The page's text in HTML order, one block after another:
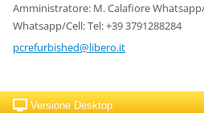
Amministratore: M. Calafiore
Whatsapp/Cell: Tel: +39 3791288284
pcrefurbished@libero.it
Versione Desktop